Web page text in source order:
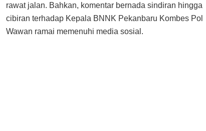
rawat jalan. Bahkan, komentar bernada sindiran hingga
cibiran terhadap Kepala BNNK Pekanbaru Kombes Pol
Wawan ramai memenuhi media sosial.